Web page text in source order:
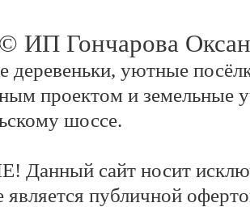
ИП Гончарова
деревеньки, уютные
проектом и земельные
шоссе.
сайт носит
является публичной